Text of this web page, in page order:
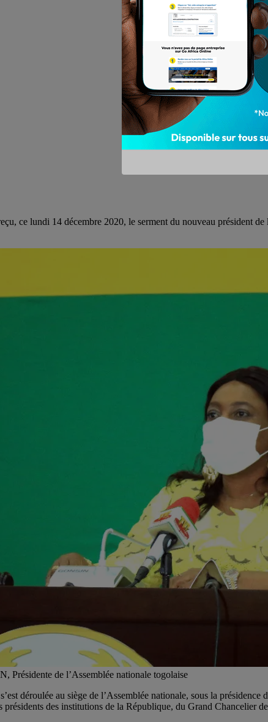
ce lundi 14 décembre 2020, le serment du nouveau président
Présidente de l’Assemblée nationale togolaise
déroulée au siège de l’Assemblée nationale, sous la
présidents des institutions de la République, du Grand